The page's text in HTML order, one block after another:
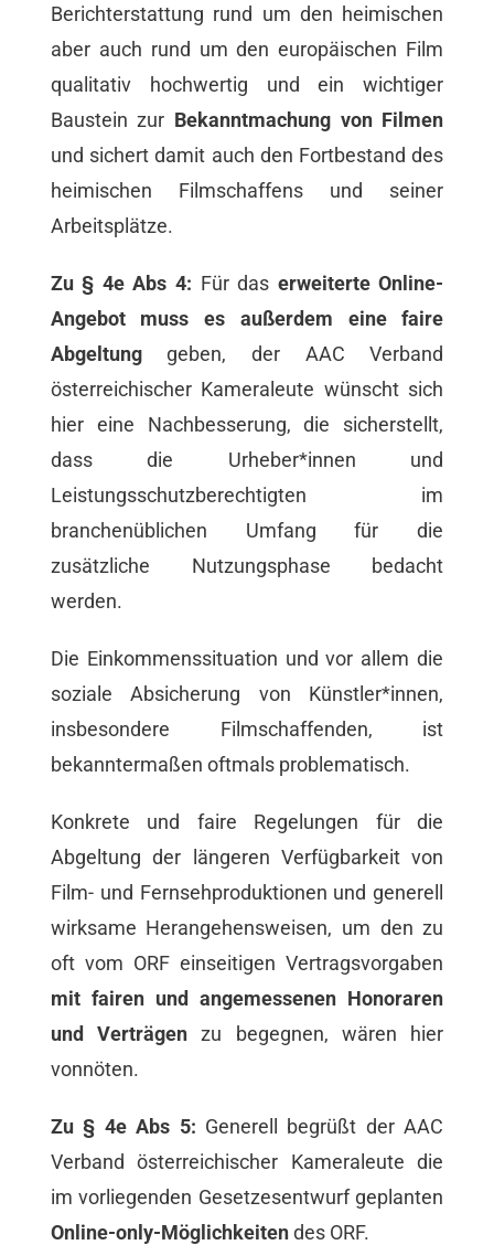
Berichterstattung rund um den heimischen
aber auch rund um den europäischen Film
qualitativ hochwertig und ein wichtiger
Baustein zur Bekanntmachung von Filmen
und sichert damit auch den Fortbestand des
heimischen Filmschaffens und seiner
Arbeitsplätze.
Zu § 4e Abs 4: Für das erweiterte Online-
Angebot muss es außerdem eine faire
Abgeltunggeben, der AAC Verband
österreichischer Kameraleute wünscht sich
hier eine Nachbesserung, die sicherstellt,
dass die Urheber*innen und
Leistungsschutzberechtigten im
branchenüblichen Umfang für die
zusätzliche Nutzungsphase bedacht
werden.
Die Einkommenssituation und vor allem die
soziale Absicherung von Künstler*innen,
insbesondere Filmschaffenden, ist
bekanntermaßen oftmals problematisch.
Konkrete und faire Regelungen für die
Abgeltung der längeren Verfügbarkeit von
Film- und Fernsehproduktionen und generell
wirksame Herangehensweisen, um den zu
oft vom ORF einseitigen Vertragsvorgaben
mit fairen und angemessenen Honoraren
und Verträgenzu begegnen, wären hier
vonnöten.
Zu § 4e Abs 5: Generell begrüßt der AAC
Verband österreichischer Kameraleute die
im vorliegenden Gesetzesentwurf geplanten
Online-only-Möglichkeitendes ORF.